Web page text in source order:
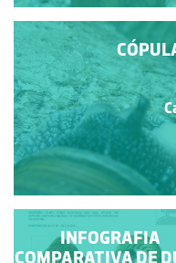
LESMA
INFOGRAFIA
COMPARATIVA DE